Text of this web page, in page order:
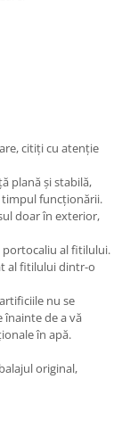
citiți cu atenție
plană și stabilă,
timpul funcționării.
doar în exterior,
al fitilului.
al fitilului dintr-o
nu se
înainte de a vă
în apă.
original,